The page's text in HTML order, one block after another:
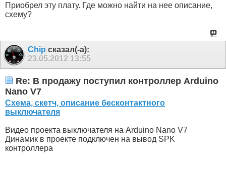
Приобрел эту плату. Где можно найти на нее описание,
схему?
Chip сказал(-а):
23.05.2012 13:55
Re: В продажу поступил контроллер Arduino
Nano V7
Схема, скетч, описание бесконтактного
выключателя
Видео проекта выключателя на Arduino Nano V7
Динамик в проекте подключен на вывод SPK
контроллера